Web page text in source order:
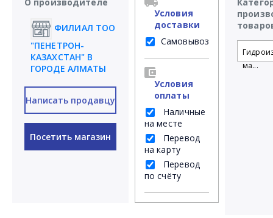
ФИЛИАЛ ТОО
"ПЕНЕТРОН-
КАЗАХСТАН" В
ГОРОДЕ АЛМАТЫ
Написать продавцу
Посетить магазин
Условия
доставки
Самовывоз
Условия
оплаты
Наличные
на месте
Перевод
на карту
Перевод
по счёту
ма...